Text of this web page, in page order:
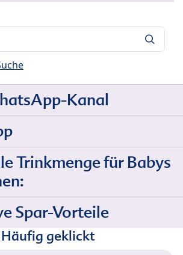
Kanal
Trinkmenge für Babys
Spar-Vorteile
Häufig geklickt